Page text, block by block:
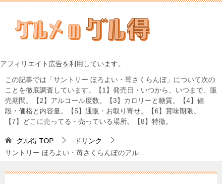
アフィリエイト広告を利用しています。
この記事では「サントリー ほろよい・苺さくらんぼ」について次の
ことを徹底調査しています。【1】発売日・いつから、いつまで、販
売期間。【2】アルコール度数。【3】カロリーと糖質。【4】値
段・価格と内容量。【5】通販・お取り寄せ。【6】賞味期限。
【7】どこに売ってる・売っている場所。【8】特徴。
グル得 TOP
ドリンク
サントリー ほろよい・苺さくらんぼのアル...